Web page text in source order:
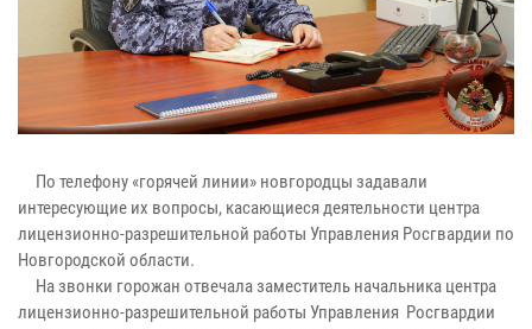
По телефону «горячей линии» новгородцы задавали
интересующие их вопросы, касающиеся деятельности центра
лицензионно-разрешительной работы Управления Росгвардии по
Новгородской области.
На звонки горожан отвечала заместитель начальника центра
лицензионно-разрешительной работы Управления Росгвардии